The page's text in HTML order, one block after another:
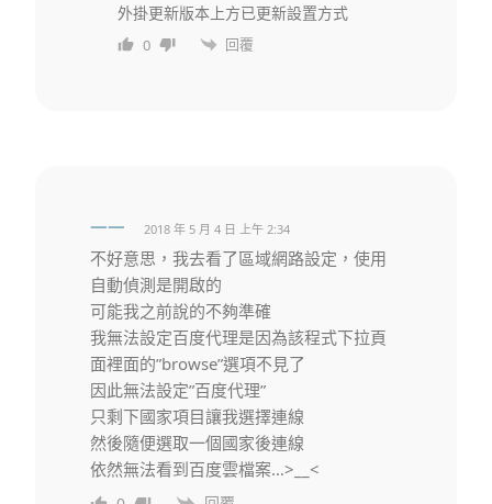
外掛更新版本上方已更新設置方式
0 回覆
一一 2018 年 5 月 4 日 上午 2:34
不好意思，我去看了區域網路設定，使用
自動偵測是開啟的
可能我之前說的不夠準確
我無法設定百度代理是因為該程式下拉頁
面裡面的”browse”選項不見了
因此無法設定”百度代理”
只剩下國家項目讓我選擇連線
然後隨便選取一個國家後連線
依然無法看到百度雲檔案…>__<